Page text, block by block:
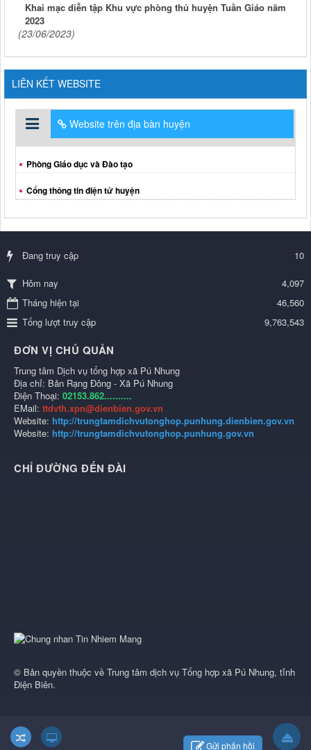
Khai mạc diễn tập Khu vực phòng thủ huyện Tuần Giáo năm
2023
(23/06/2023)
LIÊN KẾT WEBSITE
Website trên địa bàn huyện
Phòng Giáo dục và Đào tạo
Cổng thông tin điện tử huyện
Đang truy cập 10
Hôm nay
4,097
Tháng hiện tại
46,560
Tổng lượt truy cập
9,763,543
ĐƠN VỊ CHỦ QUẢN
Trung tâm Dịch vụ tổng hợp xã Pú Nhung
Địa chỉ: Bản Rạng Đông - Xã Pú Nhung
Điện Thoại: 02153.862..........
EMail: ttdvth.xpn@dienbien.gov.vn
Website: http://trungtamdichvutonghop.punhung.dienbien.gov.vn
Website: http://trungtamdichvutonghop.punhung.gov.vn
CHỈ ĐƯỜNG ĐẾN ĐÀI
© Bản quyền thuộc về Trung tâm dịch vụ Tổng hợp xã Pú Nhung, tỉnh
Điện Biên.
Gửi phản hồi